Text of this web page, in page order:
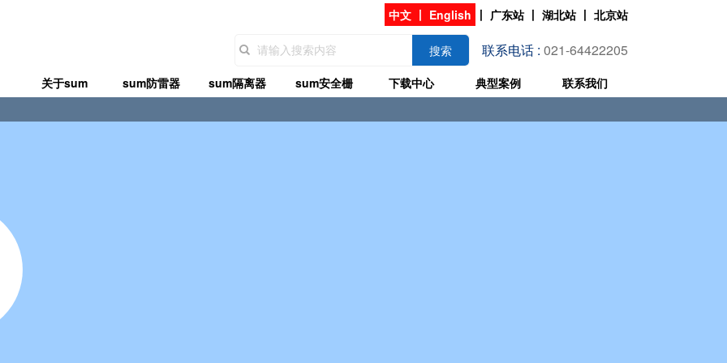
中文 丨 English 丨 广东站丨 湖北站丨 北京站
搜索 联系电话 : 021-64422205
关于sum sum防雷器 sum隔离器 sum安全栅 下载中心 典型案例 联系我们